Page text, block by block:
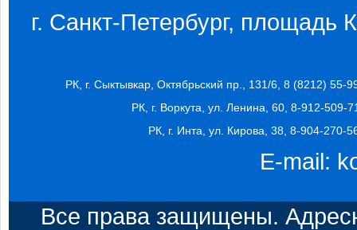
г. Санкт-Петербург, площадь
РК, г. Сыктывкар, Октябрьский пр., 131/6, 8 (8212) 55-
РК, г. Воркута, ул. Ленина, 60, 8-912-509-
РК, г. Инта, ул. Кирова, 38, 8-904-270-
E-mail:
Все права защищены.